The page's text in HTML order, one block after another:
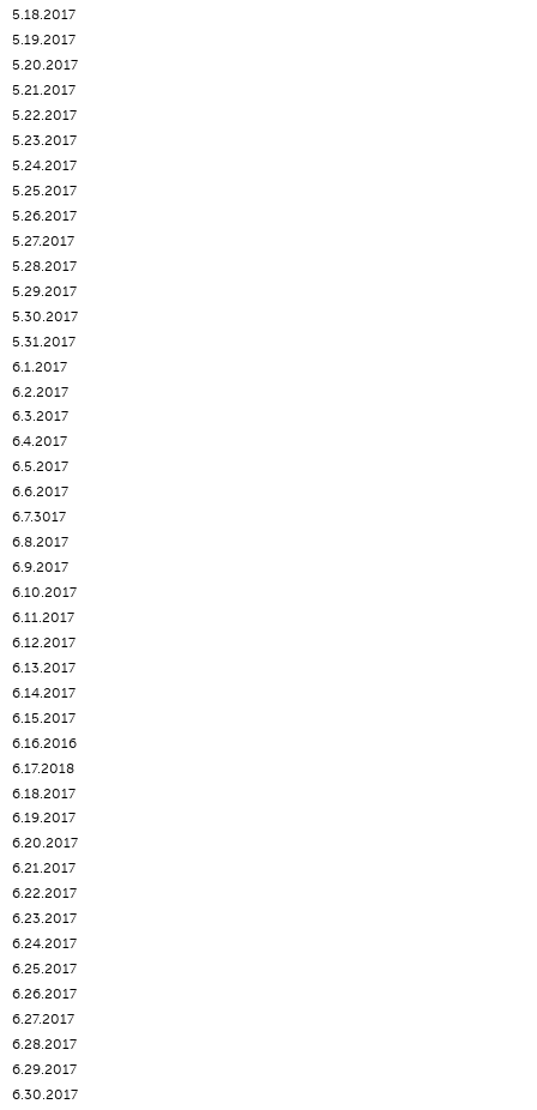
5.18.2017
5.19.2017
5.20.2017
5.21.2017
5.22.2017
5.23.2017
5.24.2017
5.25.2017
5.26.2017
5.27.2017
5.28.2017
5.29.2017
5.30.2017
5.31.2017
6.1.2017
6.2.2017
6.3.2017
6.4.2017
6.5.2017
6.6.2017
6.7.3017
6.8.2017
6.9.2017
6.10.2017
6.11.2017
6.12.2017
6.13.2017
6.14.2017
6.15.2017
6.16.2016
6.17.2018
6.18.2017
6.19.2017
6.20.2017
6.21.2017
6.22.2017
6.23.2017
6.24.2017
6.25.2017
6.26.2017
6.27.2017
6.28.2017
6.29.2017
6.30.2017